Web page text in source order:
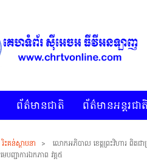
ព័ត៌មានជាតិ ព័ត៌មានអន្តរជាតិ
រិះគន់ស្ថាបនា >
លោកអភិបាល ខេត្តព្រះវិហារ ពិតជ
ញ្ជាការឯកភាព វគ្គ៥